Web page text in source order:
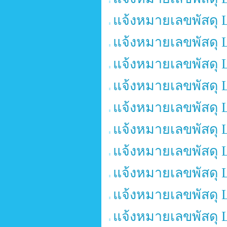
แจ้งหมายเลขพัสดุ
แจ้งหมายเลขพัสดุ
แจ้งหมายเลขพัสดุ
แจ้งหมายเลขพัสดุ
แจ้งหมายเลขพัสดุ
แจ้งหมายเลขพัสดุ
แจ้งหมายเลขพัสดุ
แจ้งหมายเลขพัสดุ
แจ้งหมายเลขพัสดุ
แจ้งหมายเลขพัสดุ